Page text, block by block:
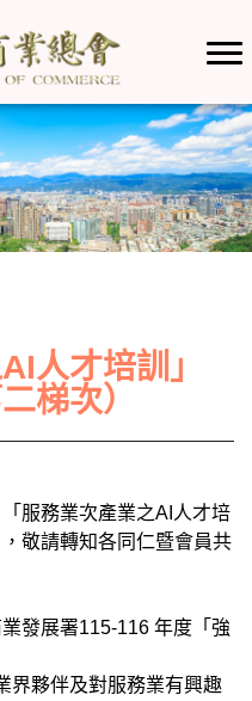
人才培訓」
梯次）
服務業次產業之AI人才培
敬請轉知各同仁暨會員共
發展署115-116 年度「強
界夥伴及對服務業有興趣